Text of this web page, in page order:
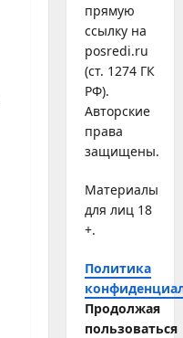
прямую
ссылку на
posredi.ru
(ст. 1274 ГК
РФ).
Авторские
права
защищены.
Материалы
для лиц 18
+.
Политика
Продолжая
пользоваться